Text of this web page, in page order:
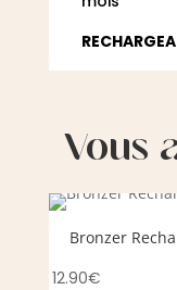
Vous
Bronzer
12.90€